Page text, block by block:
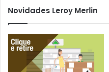
Novidades Leroy Merlin